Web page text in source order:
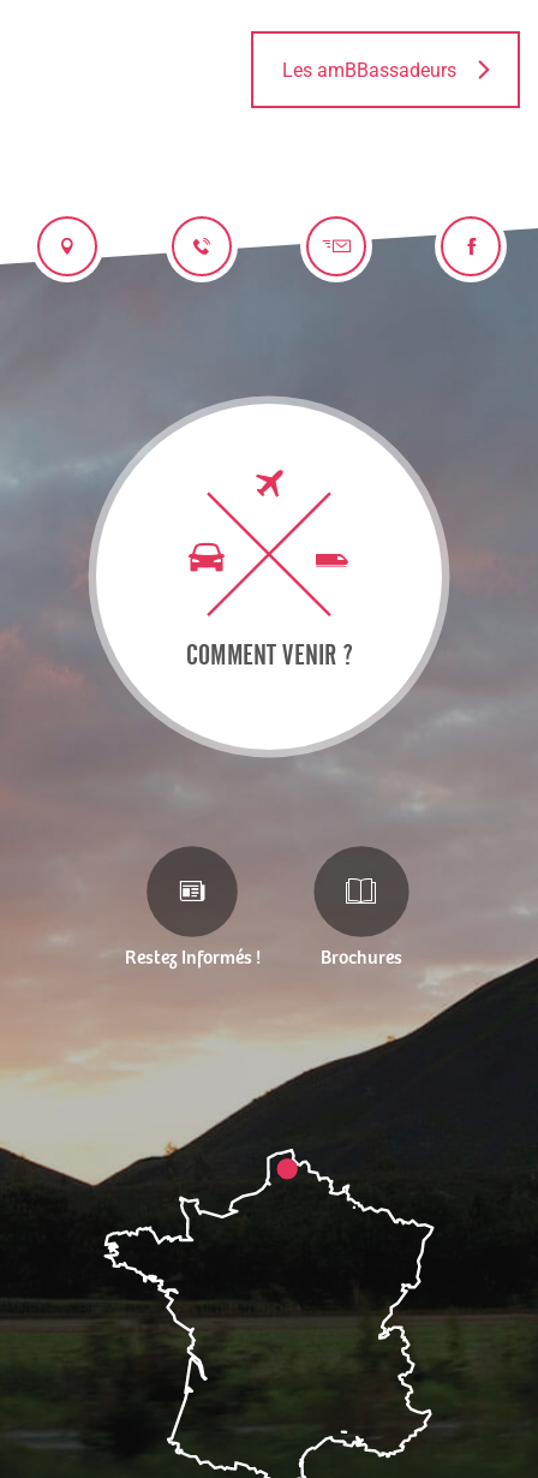
Les amBBassadeurs
COMMENT VENIR ?
Restez Informés ! Brochures